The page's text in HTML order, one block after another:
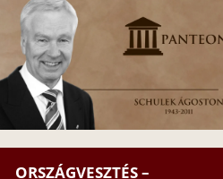
ORSZÁGVESZTÉS –